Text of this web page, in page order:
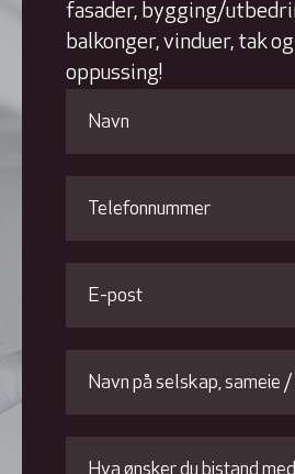
fasader, bygging/
balkonger, vinduer, tak
oppussing!